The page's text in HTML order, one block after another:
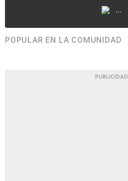
...
POPULAR EN LA COMUNIDAD
PUBLICIDAD